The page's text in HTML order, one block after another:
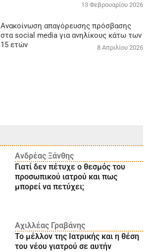
13 Φεβρουαρίου 2026
Ανακοίνωση απαγόρευσης πρόσβασης
στα social media για ανηλίκους κάτω των
15 ετών
8 Απριλίου 2026
Ανδρέας Ξάνθης
Γιατί δεν πέτυχε ο θεσμός του
προσωπικού ιατρού και πως
μπορεί να πετύχει;
Αχιλλέας Γραβάνης
Το μέλλον της Ιατρικής και η θέση
του νέου γιατρού σε αυτήν